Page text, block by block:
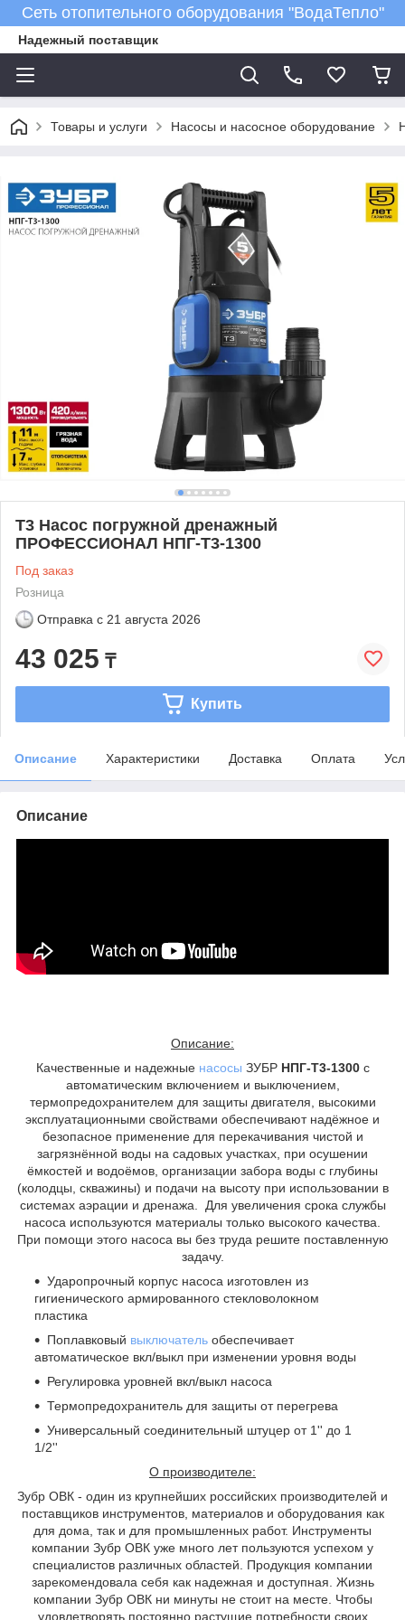
Сеть отопительного оборудования "ВодаТепло"
Надежный поставщик
Товары и услуги Насосы и насосное оборудование
Т3 Насос погружной дренажный
ПРОФЕССИОНАЛ НПГ-Т3-1300
Под заказ
Розница
Отправка с 21 августа 2026
43 025 ₸
Купить
Описание Характеристики Доставка Оплата
Описание
Описание:
Качественные и надежные насосы ЗУБР НПГ-Т3-1300с
автоматическим включением и выключением,
термопредохранителем для защиты двигателя, высокими
эксплуатационными свойствами обеспечивают надёжное и
безопасное применение для перекачивания чистой и
загрязнённой воды на садовых участках, при осушении
ёмкостей и водоёмов, организации забора воды с глубины
(колодцы, скважины) и подачи на высоту при использовании в
системах аэрации и дренажа. Для увеличения срока службы
насоса используются материалы только высокого качества.
При помощи этого насоса вы без труда решите поставленную
задачу.
Ударопрочный корпус насоса изготовлен из
гигиенического армированного стекловолокном
пластика
Поплавковый выключатель обеспечивает
автоматическое вкл/выкл при изменении уровня воды
Регулировка уровней вкл/выкл насоса
Термопредохранитель для защиты от перегрева
Универсальный соединительный штуцер от 1'' до 1
1/2''
О производителе:
Зубр ОВК - один из крупнейших российских производителей и
поставщиков инструментов, материалов и оборудования как
для дома, так и для промышленных работ. Инструменты
компании Зубр ОВК уже много лет пользуются успехом у
специалистов различных областей. Продукция компании
зарекомендовала себя как надежная и доступная. Жизнь
компании Зубр ОВК ни минуты не стоит на месте. Чтобы
удовлетворять постоянно растущие потребности своих